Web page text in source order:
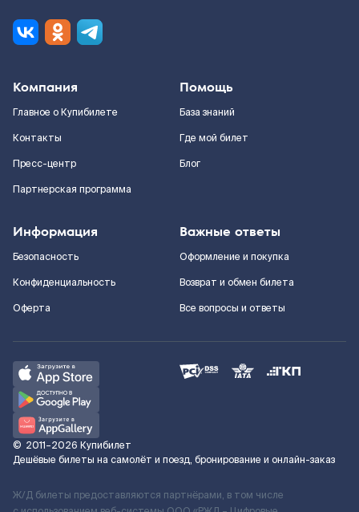
Компания
Главное о Купибилете
Контакты
Пресс-центр
Партнерская программа
Помощь
База знаний
Где мой билет
Блог
Информация
Безопасность
Конфиденциальность
Оферта
Важные ответы
Оформление и покупка
Возврат и обмен билета
Все вопросы и ответы
© 2011–2026 Купибилет
Дешёвые билеты на самолёт и поезд, бронирование и онлайн-заказ
Ж/Д билеты предоставляются партнёрами, в том числе